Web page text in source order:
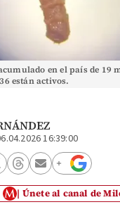
en el país de 19
están activos.
16:39:00
Únete al canal de